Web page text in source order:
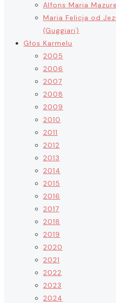
Alfons Maria
Maria Felicja od
(Guggiari)
Głos Karmelu
2005
2006
2007
2008
2009
2010
2011
2012
2013
2014
2015
2016
2017
2018
2019
2020
2021
2022
2023
2024